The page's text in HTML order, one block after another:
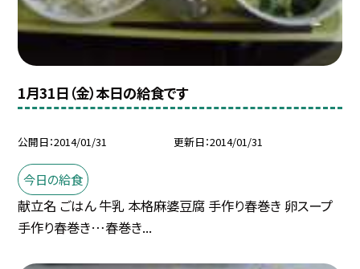
1月31日（金）本日の給食です
公開日 2014/01/31 更新日 2014/01/31
今日の給食
献立名 ごはん 牛乳 本格麻婆豆腐 手作り春巻き 卵スープ
手作り春巻き…春巻き...